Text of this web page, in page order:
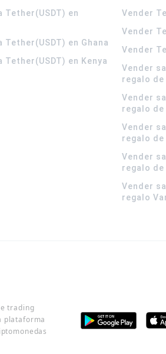
Tether(USDT) en
Tether(USDT) en Ghana
Tether(USDT) en Kenya
Vender
Vender
Vender
Vender
regalo de
Vender
regalo de
Vender
regalo de
Vender
regalo de
Vender
regalo
trading
plataforma